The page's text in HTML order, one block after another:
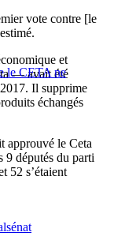
vote contre [le
le CETA ne
et
— avait été
Il supprime
échangés
approuvé le Ceta
9 députés du parti
52 s’étaient
sénat